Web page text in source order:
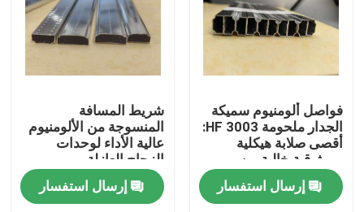
بيت
فواصل ألومنيوم سميكة
الجدار ملحومة HF 3003:
أقصى صلابة هيكلية
وموثوقية خالية من
الضبابية لوحدات IGU
المتميزةإرسال استفسار
شريط المسافة
المنسوجة من الألومنيوم
عالية الأداء لوحدات
الزجاج العازلة
إرسال استفسار